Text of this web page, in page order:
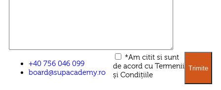
+40 756 046 099
board@supacademy.ro
*Am citit si sunt
de acord cu Termenii
și Condițiile